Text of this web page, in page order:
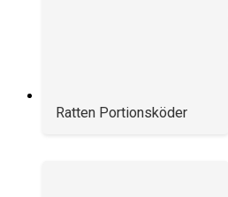
Ratten Portionsköder